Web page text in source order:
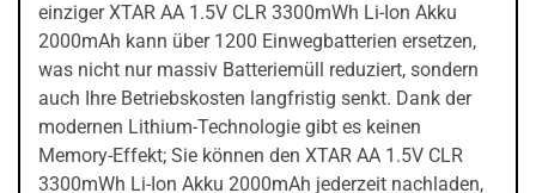
einziger XTAR AA 1.5V CLR 3300mWh Li-Ion Akku
2000mAh kann über 1200 Einwegbatterien ersetzen,
was nicht nur massiv Batteriemüll reduziert, sondern
auch Ihre Betriebskosten langfristig senkt. Dank der
modernen Lithium-Technologie gibt es keinen
Memory-Effekt; Sie können den XTAR AA 1.5V CLR
3300mWh Li-Ion Akku 2000mAh jederzeit nachladen,